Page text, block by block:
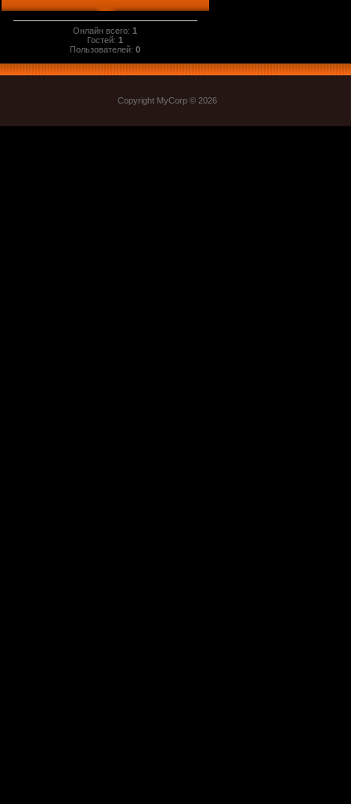
Онлайн всего:1
Гостей:1
Пользователей:0
Copyright MyCorp © 2026